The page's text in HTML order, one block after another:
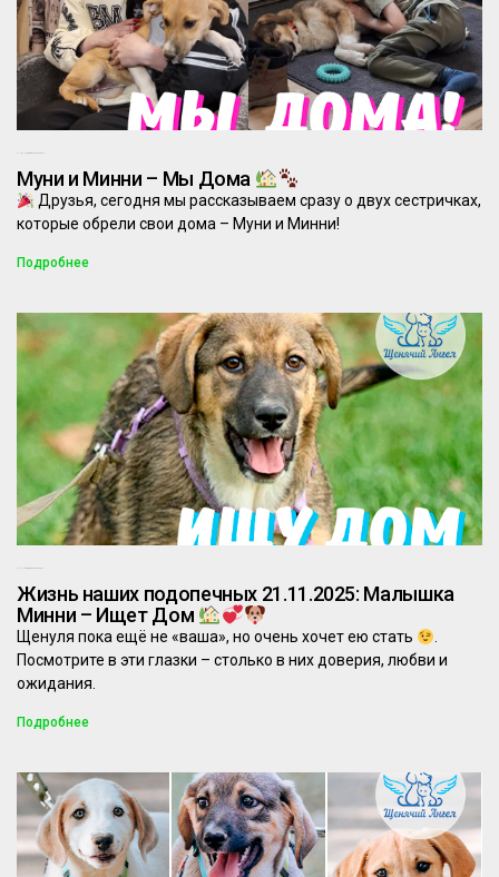
Муни и Минни – Мы Дома
Друзья, сегодня мы рассказываем сразу о двух сестричках,
которые обрели свои дома – Муни и Минни!
Подробнее
Жизнь наших подопечных 21.11.2025: Малышка
Минни – Ищет Дом
Щенуля пока ещё не «ваша», но очень хочет ею стать
.
Посмотрите в эти глазки – столько в них доверия, любви и
ожидания.
Подробнее